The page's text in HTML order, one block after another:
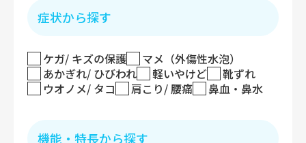
症状から探す
ケガ/ キズの保護
マメ（外傷性水泡）
あかぎれ/ ひびわれ
軽いやけど
靴ずれ
ウオノメ/ タコ
肩こり/ 腰痛 鼻血・鼻水
機能・特長から探す